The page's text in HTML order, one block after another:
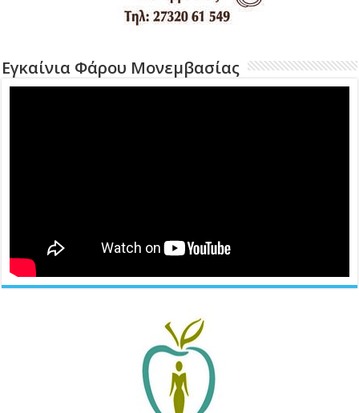
Εγκαίνια Φάρου Μονεμβασίας